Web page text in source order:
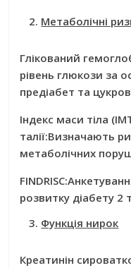
Метаболічні
Глікований
рівень глюкози за
предіабет та
Індекс маси тіла
талії:Визначають
метаболічних
FINDRISC:
розвитку діабету 2
Функція нирок
Креатинін